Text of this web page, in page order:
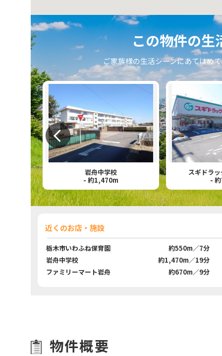
この物件の⽣
ご家族様の⽣活シーンにあてはめ
岩舟中学校
- 約1,470m
スギドラ
-
近くのお店・施設
栃木市いわふね保育園
約550m／7分
岩舟中学校
約1,470m／19分
ファミリーマート岩舟
約670m／9分
物件概要